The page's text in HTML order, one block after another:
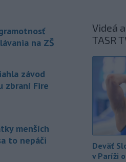
na ZŠ
závod
zbraní Fire
menších
to nepáči
svojom
hlasovaní.
sobotu
tanker
Abu
13:34
pomáhali
Videá
TASR
Deväť
v Paríži